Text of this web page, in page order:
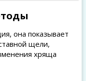
она показывает
щели,
хряща